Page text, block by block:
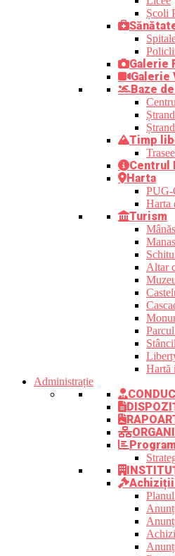
Școli
Galerie
Galerie
Baze
Timp
Centrul
Harta
PUG-
Harta
Turism
Altar
Hartă
Administrație